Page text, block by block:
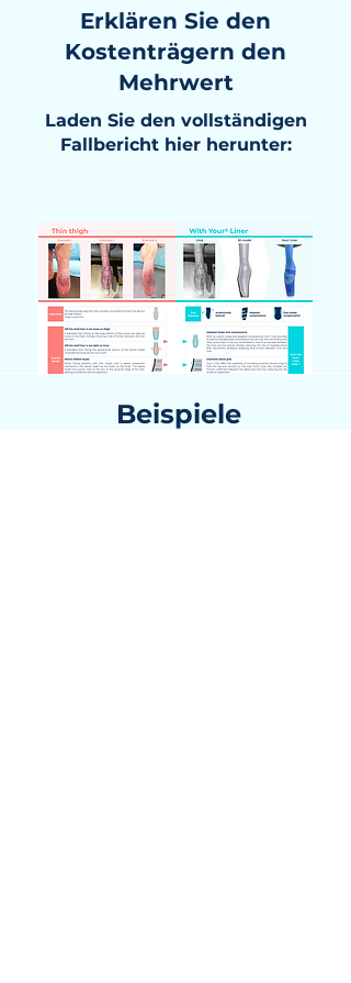
Erklären Sie den
Kostenträgern den
Mehrwert
Laden Sie den vollständigen
Fallbericht hier herunter:
Beispiele